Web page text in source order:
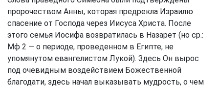
пророчеством Анны, которая предрекла Израилю
спасение от Господа через Иисуса Христа. После
этого семья Иосифа возвратилась в Назарет (но ср.:
Мф 2 — о периоде, проведенном в Египте, не
упомянутом евангелистом Лукой). Здесь Он вырос
под очевидным воздействием Божественной
благодати, здесь начал выказывать мудрость, о чем